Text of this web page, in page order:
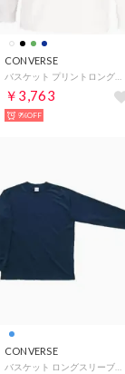
CONVERSE
￥3,763
9%OFF
CONVERSE
バスケット ロングスリーブTシャツ 長袖 シャツ 無地 シンプル （ネイビー）